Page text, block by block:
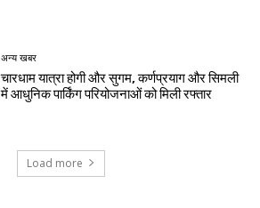
अन्य खबर
चारधाम यात्रा होगी और सुगम, कर्णप्रयाग और सिमली
में आधुनिक पार्किंग परियोजनाओं को मिली रफ्तार
Load more